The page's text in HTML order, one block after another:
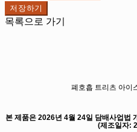
저장하기
목록으로 가기
폐호흡 트리츠 아이
본 제품은 2026년 4월 24일 담배사업법
(제조일자: